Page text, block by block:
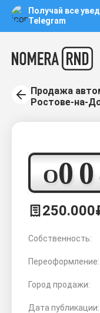
Получай все
Telegram
Продажа
Ростове-на-
О
Собственность:
Переоформление:
Город продажи:
Дата публикации: